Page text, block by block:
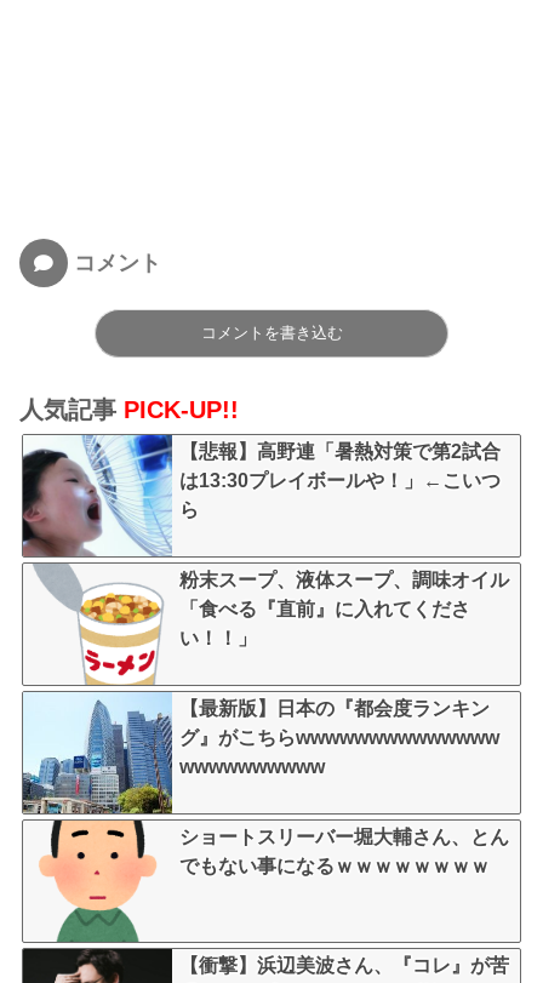
コメント
コメントを書き込む
人気記事 PICK-UP!!
【悲報】高野連「暑熱対策で第2試合
は13:30プレイボールや！」←こいつ
ら
粉末スープ、液体スープ、調味オイル
「食べる『直前』に入れてくださ
い！！」
【最新版】日本の『都会度ランキン
グ』がこちらwwwwwwwwwwwwww
wwwwwwwwww
ショートスリーバー堀大輔さん、とん
でもない事になるｗｗｗｗｗｗｗｗ
【衝撃】浜辺美波さん、『コレ』が苦